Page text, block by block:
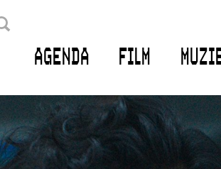
AGENDA FILM
JE BEZOEK
& contact